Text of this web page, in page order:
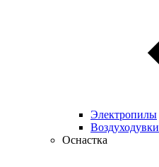
Электропилы
Воздуходувки
Оснастка